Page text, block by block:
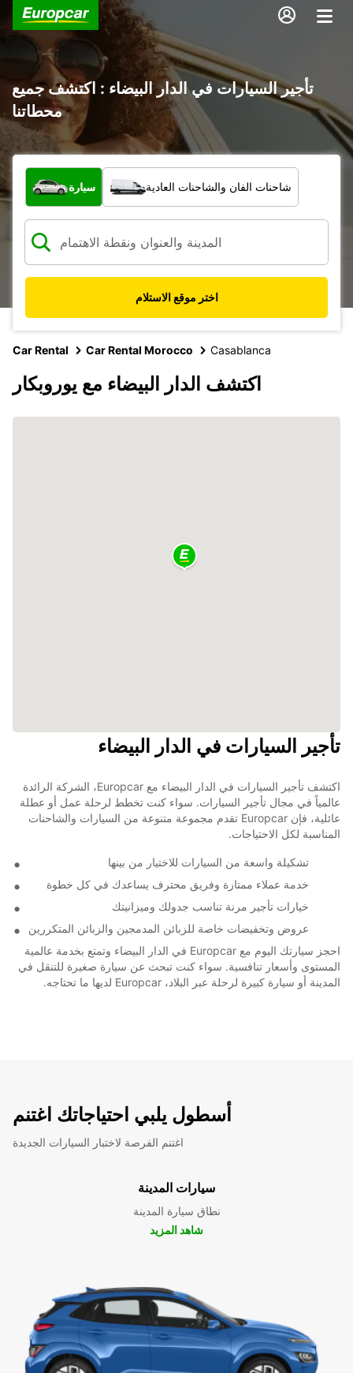
تأجير السيارات في الدار البيضاء : اكتشف جميع
محطاتنا
ما نوع المركبة؟
سيارة شاحنات الفان والشاحنات العادية
اختر موقع الاستلام
Car Rental Car Rental Morocco Casablanca
اكتشف الدار البيضاء مع يوروبكار
تأجير السيارات في الدار البيضاء
اكتشف تأجير السيارات في الدار البيضاء مع Europcar، الشركة الرائدة
عالمياً في مجال تأجير السيارات. سواء كنت تخطط لرحلة عمل أو عطلة
عائلية، فإن Europcar تقدم مجموعة متنوعة من السيارات والشاحنات
المناسبة لكل الاحتياجات.
تشكيلة واسعة من السيارات للاختيار من بينها
خدمة عملاء ممتازة وفريق محترف يساعدك في كل خطوة
خيارات تأجير مرنة تناسب جدولك وميزانيتك
عروض وتخفيضات خاصة للزبائن المدمجين والزبائن المتكررين
احجز سيارتك اليوم مع Europcar في الدار البيضاء وتمتع بخدمة عالمية
المستوى وأسعار تنافسية. سواء كنت تبحث عن سيارة صغيرة للتنقل في
المدينة أو سيارة كبيرة لرحلة عبر البلاد، Europcar لديها ما تحتاجه.
أسطول يلبي احتياجاتك اغتنم
اغتنم الفرصة لاختبار السيارات الجديدة
سيارات المدينة
نطاق سيارة المدينة
شاهد المزيد